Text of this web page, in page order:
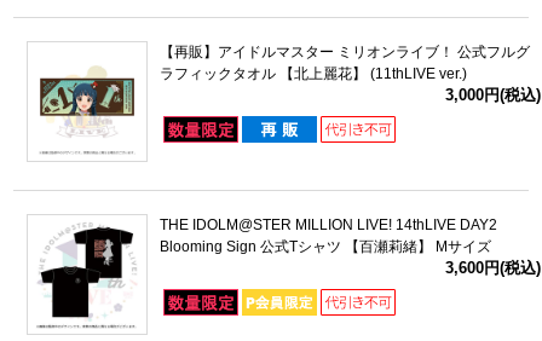
【再販】アイドルマスター ミリオンライブ！ 公式フルグ
ラフィックタオル 【北上麗花】 (11thLIVE ver.)
3,000円(税込)
THE IDOLM@STER MILLION LIVE! 14thLIVE DAY2
Blooming Sign 公式Tシャツ 【百瀬莉緒】 Mサイズ
3,600円(税込)